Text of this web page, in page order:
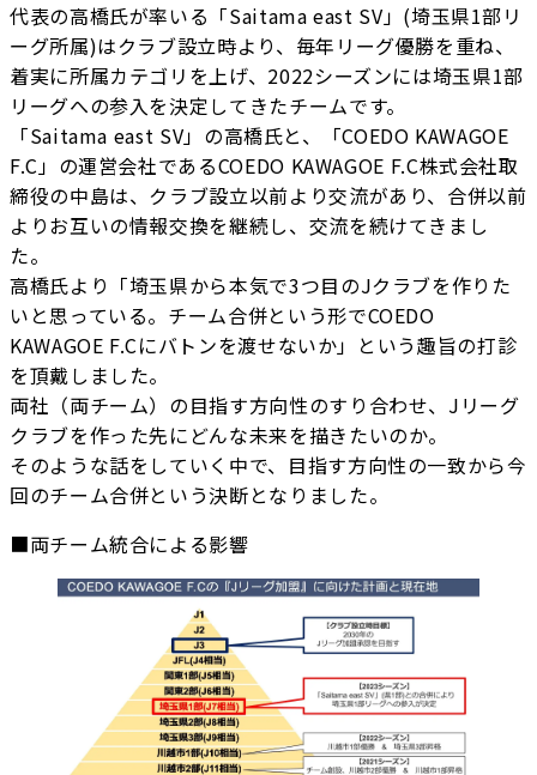
代表の高橋氏が率いる「Saitama east SV」(埼玉県1部リ
ーグ所属)はクラブ設立時より、毎年リーグ優勝を重ね、
着実に所属カテゴリを上げ、2022シーズンには埼玉県1部
リーグへの参入を決定してきたチームです。
「Saitama east SV」の高橋氏と、「COEDO KAWAGOE
F.C」の運営会社であるCOEDO KAWAGOE F.C株式会社取
締役の中島は、クラブ設立以前より交流があり、合併以前
よりお互いの情報交換を継続し、交流を続けてきまし
た。
高橋氏より「埼玉県から本気で3つ目のJクラブを作りた
いと思っている。チーム合併という形でCOEDO
KAWAGOE F.Cにバトンを渡せないか」という趣旨の打診
を頂戴しました。
両社（両チーム）の目指す方向性のすり合わせ、Jリーグ
クラブを作った先にどんな未来を描きたいのか。
そのような話をしていく中で、目指す方向性の一致から今
回のチーム合併という決断となりました。
■両チーム統合による影響